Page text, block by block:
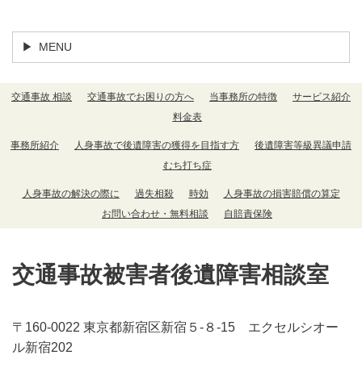
MENU
交通事故 相談 交通事故でお困りの方へ 当事務所の特徴
サービス紹介
料金表
事務所紹介 人身事故で後遺障害の獲得を目指す方
後遺障害等級異議申請
むち打ち症
人身事故の解決の際に 過失相殺 時効
人身事故の損害賠償の算定
お問い合わせ・無料相談
自賠責保険
交通事故被害者後遺障害相談室
〒160-0022 東京都新宿区新宿５-８-15 エクセルシオー
ル新宿202